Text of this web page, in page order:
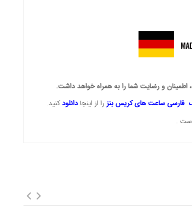
اطمینان و رضایت شما را به همراه خواهد داشت.
فارسی ساعت هایکریس بنزرا از اینجا دانلودکنید.
.